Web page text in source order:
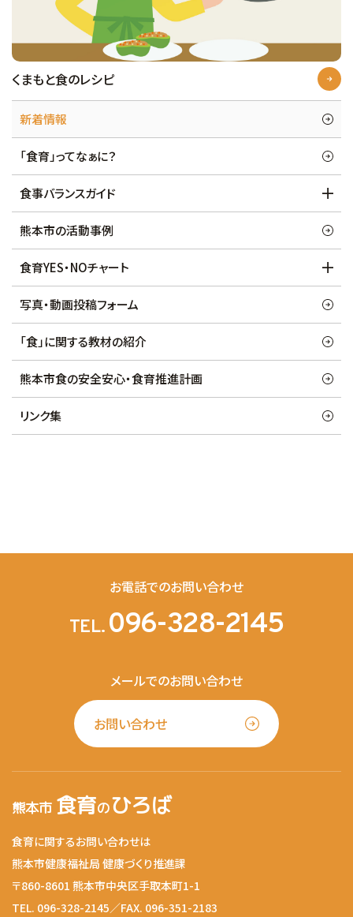
くまもと食のレシピ
新着情報
「食育」ってなぁに？
食事バランスガイド
熊本市の活動事例
食育YES・NOチャート
写真・動画投稿フォーム
「食」に関する教材の紹介
熊本市食の安全安心・食育推進計画
リンク集
熊本市 食育のひろば
食育に関するお問い合わせは
熊本市健康福祉局 健康づくり推進課
〒860-8601 熊本市中央区手取本町1-1
TEL. 096-328-2145／FAX. 096-351-2183
お電話でのお問い合わせ
TEL. 096-328-2145
メールでのお問い合わせ
お問い合わせ